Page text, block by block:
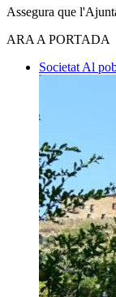
Assegura que
ARA A PORTADA
Societat Al